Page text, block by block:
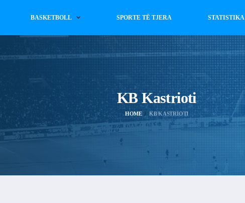
BASKETBOLL SPORTE TË TJERA STATISTIKA
KB Kastrioti
HOME KB KASTRIOTI